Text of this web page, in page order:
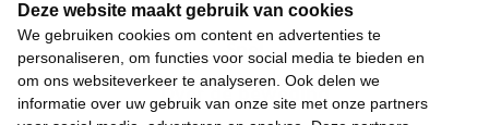
Deze website maakt gebruik van cookies
We gebruiken cookies om content en advertenties te
personaliseren, om functies voor social media te bieden en
om ons websiteverkeer te analyseren. Ook delen we
informatie over uw gebruik van onze site met onze partners
Snel
Over de beweging